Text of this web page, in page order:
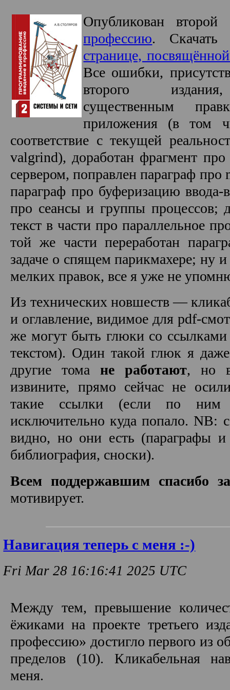
Опубликован
профессию.
странице,
Все ошибки,
второго
существенным
приложения (в том
соответствие с текущей
valgrind), доработан фрагмент
сервером, поправлен параграф про
параграф про буферизацию ввода-
про сеансы и группы процессов;
текст в части про параллельное
той же части переработан
задаче о спящем парикмахере; ну
мелких правок, все я уже не
Из технических новшеств —
и оглавление, видимое для pdf-
же могут быть глюки со
текстом). Один такой глюк я
другие томане работают, но
извините, прямо сейчас не
такие ссылки (если по ним
исключительно куда попало. NB:
видно, но они есть (параграфы и
библиография, сноски).
Всем поддержавшим спасибо
мотивирует.
Навигация теперь с меня :-)
Fri Mar 28 16:16:41 2025 UTC
Между тем, превышение
ёжиками на проекте третьего
профессию» достигло первого из
пределов (10). Кликабельная
меня.